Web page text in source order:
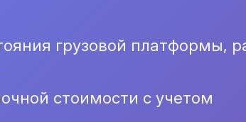
грузовой платформы,
стоимости с учетом